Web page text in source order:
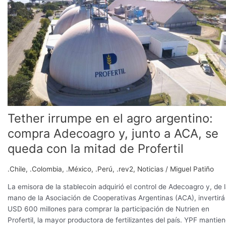
Tether irrumpe en el agro argentino:
compra Adecoagro y, junto a ACA, se
queda con la mitad de Profertil
.Chile, .Colombia, .México, .Perú, .rev2, Noticias / Miguel Patiño
La emisora de la stablecoin adquirió el control de Adecoagro y, de
mano de la Asociación de Cooperativas Argentinas (ACA), invertirá
USD 600 millones para comprar la participación de Nutrien en
Profertil, la mayor productora de fertilizantes del país. YPF
en
el
agro
argentino:
compra
Adecoagro
junto
a
ACA,
se
con
la
de
Profertil